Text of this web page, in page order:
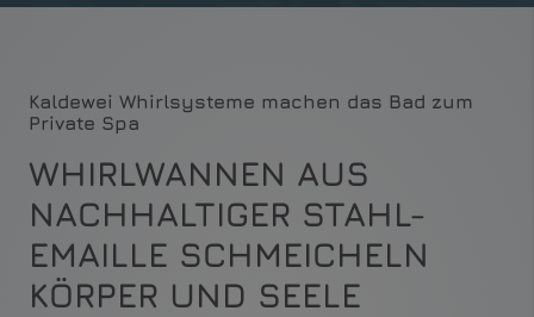
Kaldewei Whirlsysteme machen das Bad zum
Private Spa
WHIRLWANNEN AUS
NACHHALTIGER STAHL-
EMAILLE SCHMEICHELN
KÖRPER UND SEELE